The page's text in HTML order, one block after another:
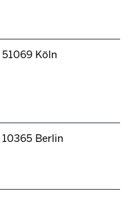
51069 Köln
10365 Berlin